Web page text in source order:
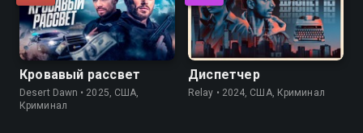
Кровавый рассвет
Desert Dawn • 2025, США,
Криминал
Диспетчер
Relay • 2024, США, Криминал